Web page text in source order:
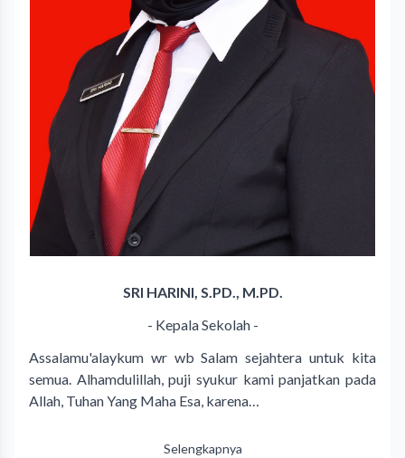
SRI HARINI, S.PD., M.PD.
- Kepala Sekolah -
Assalamu'alaykum wr wb Salam sejahtera untuk kita
semua. Alhamdulillah, puji syukur kami panjatkan pada
Allah, Tuhan Yang Maha Esa, karena…
Selengkapnya